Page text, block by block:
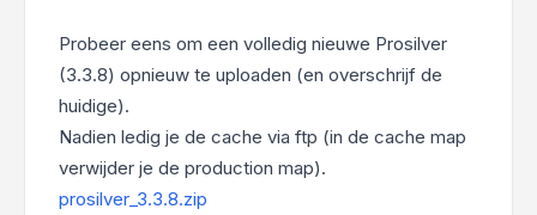
Probeer eens om een volledig nieuwe Prosilver
(3.3.8) opnieuw te uploaden (en overschrijf de
huidige).
Nadien ledig je de cache via ftp (in de cache map
verwijder je de production map).
prosilver_3.3.8.zip